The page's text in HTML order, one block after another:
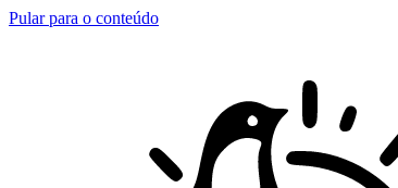
Pular para o conteúdo